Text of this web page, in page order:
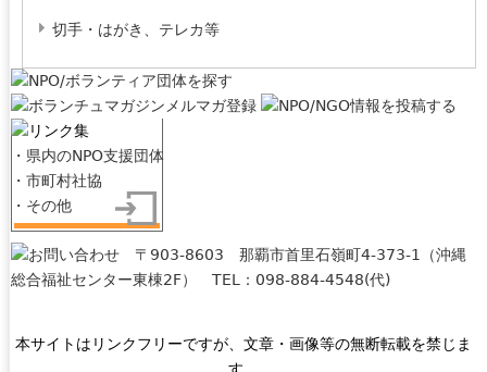
切手・はがき、テレカ等
・県内のNPO支援団体
・市町村社協
・その他
本サイトはリンクフリーですが、文章・画像等の無断転載を禁じま
す。